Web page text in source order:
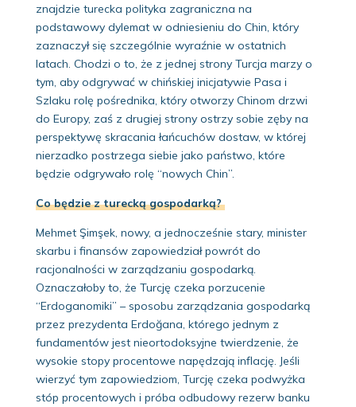
znajdzie turecka polityka zagraniczna na
podstawowy dylemat w odniesieniu do Chin, który
zaznaczył się szczególnie wyraźnie w ostatnich
latach. Chodzi o to, że z jednej strony Turcja marzy o
tym, aby odgrywać w chińskiej inicjatywie Pasa i
Szlaku rolę pośrednika, który otworzy Chinom drzwi
do Europy, zaś z drugiej strony ostrzy sobie zęby na
perspektywę skracania łańcuchów dostaw, w której
nierzadko postrzega siebie jako państwo, które
będzie odgrywało rolę “nowych Chin”.
Co będzie z turecką gospodarką?
Mehmet Şimşek, nowy, a jednocześnie stary, minister
skarbu i finansów zapowiedział powrót do
racjonalności w zarządzaniu gospodarką.
Oznaczałoby to, że Turcję czeka porzucenie
“Erdoganomiki” – sposobu zarządzania gospodarką
przez prezydenta Erdoğana, którego jednym z
fundamentów jest nieortodoksyjne twierdzenie, że
wysokie stopy procentowe napędzają inflację. Jeśli
wierzyć tym zapowiedziom, Turcję czeka podwyżka
stóp procentowych i próba odbudowy rezerw banku